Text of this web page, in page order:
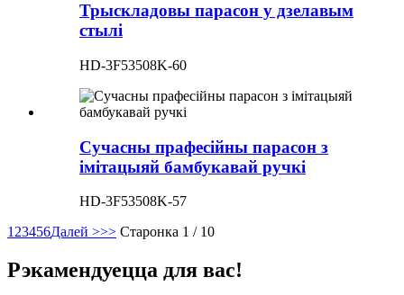
Трыскладовы парасон у дзелавым
стылі
HD-3F53508K-60
Сучасны прафесійны парасон з
імітацыяй бамбукавай ручкі
HD-3F53508K-57
1 23456Далей >>> Старонка 1 / 10
Рэкамендуецца для вас!